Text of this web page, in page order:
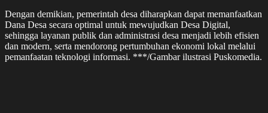
Dengan demikian, pemerintah desa diharapkan dapat memanfaatkan
Dana Desa secara optimal untuk mewujudkan Desa Digital,
sehingga layanan publik dan administrasi desa menjadi lebih efisien
dan modern, serta mendorong pertumbuhan ekonomi lokal melalui
pemanfaatan teknologi informasi. ***/Gambar ilustrasi Puskomedia.